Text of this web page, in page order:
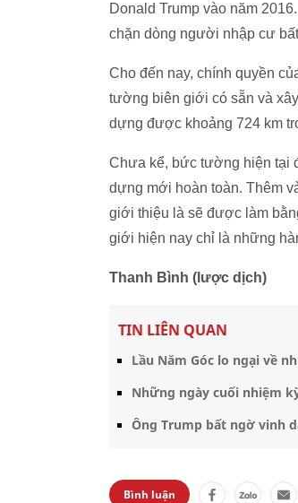
Donald Trump vào năm
chặn dòng người nhập cư
Cho đến nay, chính quyền
tường biên giới có sẵn và
dựng được khoảng 724 km
Chưa kể, bức tường hiện tại
dựng mới hoàn toàn. Thêm
giới thiệu là sẽ được làm
giới hiện nay chỉ là những
Thanh Bình (lược dịch)
TIN LIÊN QUAN
Lầu Năm Góc lo ngại về
Những ngày cuối nhiệm
Ông Trump bất ngờ vinh
Bình luận